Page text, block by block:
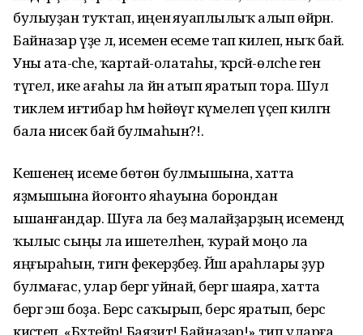
булыуҙан туҡтап, иңенә яуаплылыҡ алып өйрәнә.
Байназар үҙе лә, исеменә есеме тап килеп, ныҡ бай.
Уны ата-әсәһе, ҡартай-олатаһы, ҡәрсәй-өләсәһе генә
түгел, ике ағаһы ла йән атып яратып тора. Шул
тиклем иғтибар һәм һөйөүгә күмелеп үҫеп килгән
бала нисек бай булмаһын?!.
Кешенең исеме бөтөн булмышына, хатта
яҙмышына йоғонто яһауына борондан
ышанғандар. Шуға ла беҙ малайҙарҙың исемендә
ҡылыс сыңы ла ишетелһен, ҡурай моңо ла
яңғыраһын, тигән фекерҙәбеҙ. Йәш араһлары ҙур
булмағас, улар бергә уйнай, бергә шаяра, хатта
бергә эш боҙа. Берсә саҡырып, берсә яратып, берсә